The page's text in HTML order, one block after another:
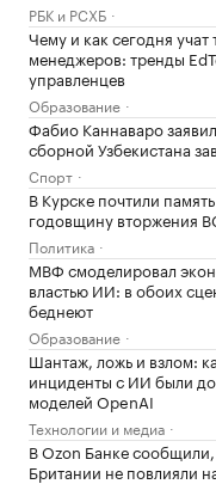
РБК и РСХБ
Чему и как сегодня учат
менеджеров: тренды
управленцев
Образование
Фабио Каннаваро
сборной Узбекистана
Спорт
В Курске почтили
годовщину вторжения
Политика
МВФ смоделировал
властью ИИ: в обоих
беднеют
Образование
Шантаж, ложь и взлом:
инциденты с ИИ были
моделей OpenAI
Технологии и медиа
В Ozon Банке
Британии не повлияли